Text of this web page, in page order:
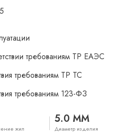
требованиям ТР ЕАЭС
требованиям ТР ТС
требованиям 123-ФЗ
жил
5.0 ММ
Диаметр изделия